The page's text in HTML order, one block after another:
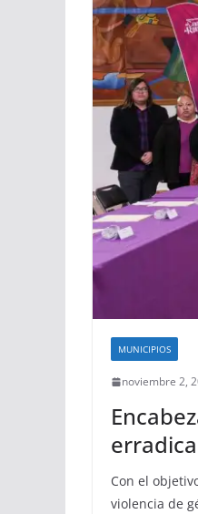
MUNICIPIOS
noviembre 2,
Con el
violencia de